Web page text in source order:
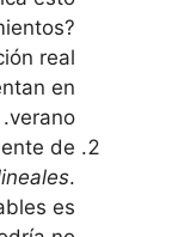
real
en
verano.
‌de
.
es